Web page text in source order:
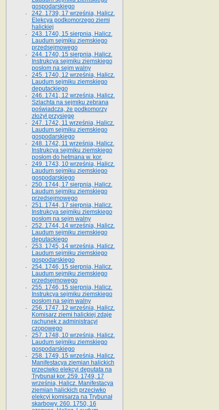
gospodarskiego
242. 1739, 17 września, Halicz.
Elekcya podkomorzego ziemi
halickiej
243. 1740, 15 sierpnia, Halicz.
Laudum sejmiku ziemskiego
przedsejmowego
244. 1740, 15 sierpnia, Halicz.
Instrukcya sejmiku ziemskiego
posłom na sejm walny
245. 1740, 12 września, Halicz.
Laudum sejmiku ziemskiego
deputackiego
246. 1741, 12 września, Halicz.
Szlachta na sejmiku zebrana
poświadcza, że podkomorzy
złożył przysięgę
247. 1742, 11 września, Halicz.
Laudum sejmiku ziemskiego
gospodarskiego
248. 1742, 11 września, Halicz.
Instrukcya sejmiku ziemskiego
posłom do hetmana w. kor.
249. 1743, 10 września, Halicz.
Laudum sejmiku ziemskiego
gospodarskiego
250. 1744, 17 sierpnia, Halicz.
Laudum sejmiku ziemskiego
przedsejmowego
251. 1744, 17 sierpnia, Halicz.
Instrukcya sejmiku ziemskiego
posłom na sejm walny
252. 1744, 14 września, Halicz.
Laudum sejmiku ziemskiego
deputackiego
253. 1745, 14 września, Halicz.
Laudum sejmiku ziemskiego
gospodarskiego
254. 1746, 15 sierpnia, Halicz.
Laudum sejmiku ziemskiego
przedsejmowego
255. 1746, 15 sierpnia, Halicz.
Instrukcya sejmiku ziemskiego
posłom na sejm walny
256. 1747, 12 września, Halicz.
Komisarz ziemi halickiej zdaje
rachunek z administracyi
czopowego
257. 1748, 10 września, Halicz.
Laudum sejmiku ziemskiego
gospodarskiego
258. 1749, 15 września, Halicz.
Manifestacya ziemian halickich
przeciwko elekcyi deputata na
Trybunał kor. 259. 1749, 17
września, Halicz. Manifestacya
ziemian halickich przeciwko
elekcyi komisarza na Trybunał
skarbowy. 260. 1750, 16